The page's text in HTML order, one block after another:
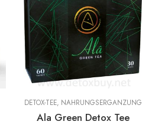
DETOX-TEE, NAHRUNGSERGÄNZUNG
Ala Green Detox Tee